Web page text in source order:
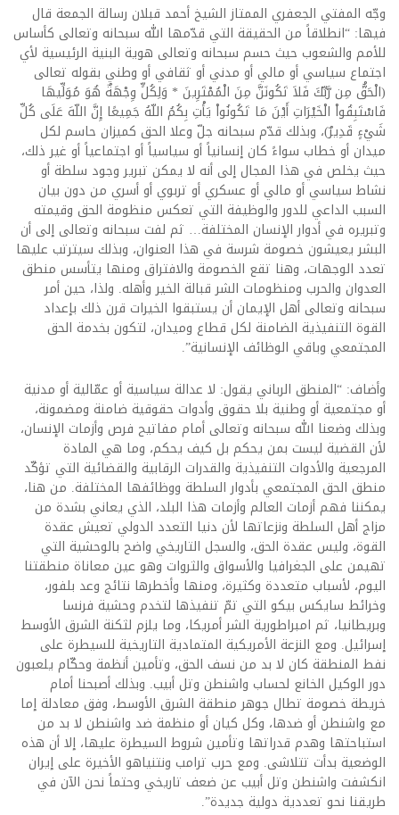
وجّه المفتي الجعفري الممتاز الشيخ أحمد قبلان رسالة الجمعة قال
فيها: “انطلاقاً من الحقيقة التي قدّمها الله سبحانه وتعالى كأساس
للأمم والشعوب حيث حسم سبحانه وتعالى هوية البنية الرئيسية لأي
اجتماع سياسي أو مالي أو مدني أو ثقافي أو وطني بقوله تعالى
(الْحَقُّ مِن رَّبِّكَ فَلاَ تَكُونَنَّ مِنَ الْمُمْتَرِينَ * وَلِكُلٍّ وِجْهَةٌ هُوَ مُوَلِّيهَا
فَاسْتَبِقُواْ الْخَيْرَاتِ أَيْنَ مَا تَكُونُواْ يَأْتِ بِكُمُ اللّهُ جَمِيعًا إِنَّ اللّهَ عَلَى كُلِّ
شَيْءٍ قَدِيرٌ)، وبذلك قدّم سبحانه جلّ وعلا الحق كميزان حاسم لكل
ميدان أو خطاب سواءً كان إنسانياً أو سياسياً أو اجتماعياً أو غير ذلك،
حيث يخلص في هذا المجال إلى أنه لا يمكن تبرير وجود سلطة أو
نشاط سياسي أو مالي أو عسكري أو تربوي أو أسري من دون بيان
السبب الداعي للدور والوظيفة التي تعكس منظومة الحق وقيمته
وتبريره في أدوار الإنسان المختلفة… ثم لفت سبحانه وتعالى إلى أن
البشر يعيشون خصومة شرسة في هذا العنوان، وبذلك سيترتب عليها
تعدد الوجهات، وهنا تقع الخصومة والافتراق ومنها يتأسس منطق
العدوان والحرب ومنظومات الشر قبالة الخير وأهله. ولذا، حين أمر
سبحانه وتعالى أهل الإيمان أن يستبقوا الخيرات قرن ذلك بإعداد
القوة التنفيذية الضامنة لكل قطاع وميدان، لتكون بخدمة الحق
المجتمعي وباقي الوظائف الإنسانية”.
وأضاف: “المنطق الرباني يقول: لا عدالة سياسية أو عمّالية أو مدنية
أو مجتمعية أو وطنية بلا حقوق وأدوات حقوقية ضامنة ومضمونة،
وبذلك وضعنا الله سبحانه وتعالى أمام مفاتيح فرص وأزمات الإنسان،
لأن القضية ليست بمن يحكم بل كيف يحكم، وما هي المادة
المرجعية والأدوات التنفيذية والقدرات الرقابية والقضائية التي تؤكّد
منطق الحق المجتمعي بأدوار السلطة ووظائفها المختلفة. من هنا،
يمكننا فهم أزمات العالم وأزمات هذا البلد، الذي يعاني بشدة من
مزاج أهل السلطة ونزعاتها لأن دنيا التعدد الدولي تعيش عقدة
القوة، وليس عقدة الحق، والسجل التاريخي واضح بالوحشية التي
تهيمن على الجغرافيا والأسواق والثروات وهو عين معاناة منطقتنا
اليوم، لأسباب متعددة وكثيرة، ومنها وأخطرها نتائج وعد بلفور،
وخرائط سايكس بيكو التي تمّ تنفيذها لتخدم وحشية فرنسا
وبريطانيا، ثم امبراطورية الشر أمريكا، وما يلزم لثكنة الشرق الأوسط
إسرائيل. ومع النزعة الأمريكية المتمادية التاريخية للسيطرة على
نفط المنطقة كان لا بد من نسف الحق، وتأمين أنظمة وحكّام يلعبون
دور الوكيل الخانع لحساب واشنطن وتل أبيب. وبذلك أصبحنا أمام
خريطة خصومة تطال جوهر منطقة الشرق الأوسط، وفق معادلة إما
مع واشنطن أو ضدها، وكل كيان أو منظمة ضد واشنطن لا بد من
استباحتها وهدم قدراتها وتأمين شروط السيطرة عليها، إلا أن هذه
الوضعية بدأت تتلاشى. ومع حرب ترامب ونتنياهو الأخيرة على إيران
انكشفت واشنطن وتل أبيب عن ضعف تاريخي وحتماً نحن الآن في
طريقنا نحو تعددية دولية جديدة”.